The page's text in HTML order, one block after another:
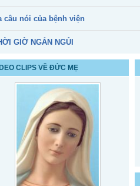
câu nói của bệnh viện
GIỜ NGẮN NGỦI
CLIPS VỀ ĐỨC MẸ